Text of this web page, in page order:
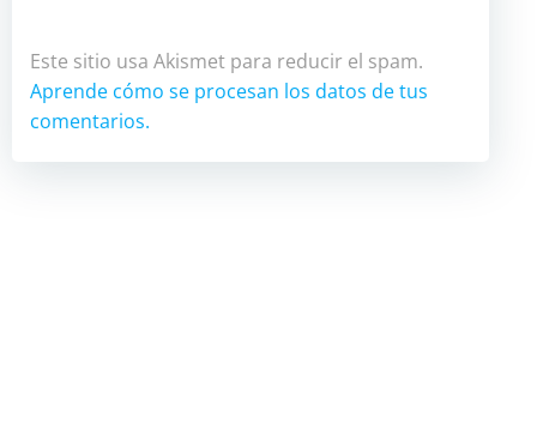
Este sitio usa Akismet para reducir el spam.
Aprende cómo se procesan los datos de tus
comentarios.